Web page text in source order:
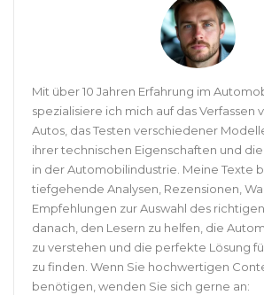
Mit über 10 Jahren Erfahrung im
spezialisiere ich mich auf das Verfassen
Autos, das Testen verschiedener
ihrer technischen Eigenschaften und
in der Automobilindustrie. Meine Texte
tiefgehende Analysen, Rezensionen,
Empfehlungen zur Auswahl des
danach, den Lesern zu helfen, die
zu verstehen und die perfekte Lösung
zu finden. Wenn Sie hochwertigen
benötigen, wenden Sie sich gerne an: